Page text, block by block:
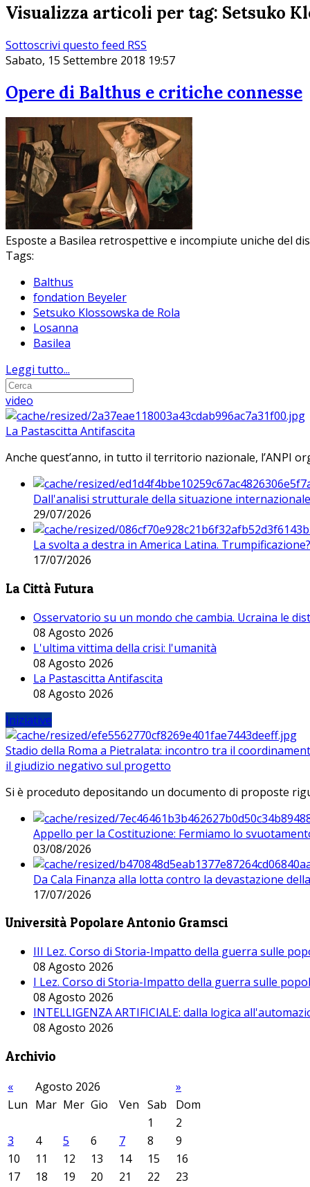
Visualizza articoli per tag: Setsuko
Sottoscrivi questo feed RSS
Sabato, 15 Settembre 2018 19:57
Opere di Balthus e critiche connesse
Esposte a Basilea retrospettive e incompiute uniche del
Tags:
Balthus
fondation Beyeler
Setsuko Klossowska de Rola
Losanna
Basilea
Leggi tutto...
video
La Pastascitta Antifascita
Anche quest’anno, in tutto il territorio nazionale, l’ANPI
Dall'analisi strutturale della situazione
29/07/2026
La svolta a destra in America Latina. Trumpificazione?
17/07/2026
La Città Futura
Osservatorio su un mondo che cambia. Ucraina le
08 Agosto 2026
L'ultima vittima della crisi: l'umanità
08 Agosto 2026
La Pastascitta Antifascita
08 Agosto 2026
Iniziative
Stadio della Roma a Pietralata: incontro tra il
il giudizio negativo sul progetto
Si è proceduto depositando un documento di proposte
Appello per la Costituzione: Fermiamo lo
03/08/2026
Da Cala Finanza alla lotta contro la devastazione
17/07/2026
Università Popolare Antonio Gramsci
III Lez. Corso di Storia-Impatto della guerra sulle
08 Agosto 2026
I Lez. Corso di Storia-Impatto della guerra sulle
08 Agosto 2026
INTELLIGENZA ARTIFICIALE: dalla logica
08 Agosto 2026
Archivio
« Agosto 2026
»
Lun Mar Mer Gio Ven Sab
Dom
1
2
3
4 5 6 7 8
9
10
11 12 13 14 15
16
17
18 19 20 21 22 23